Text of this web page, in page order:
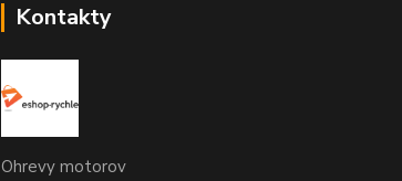
Kontakty
Ohrevy motorov